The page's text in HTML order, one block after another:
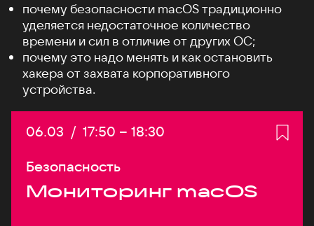
почему безопасности macOS традиционно
уделяется недостаточное количество
времени и сил в отличие от других ОС;
почему это надо менять и как остановить
хакера от захвата корпоративного
устройства.
Дата:
06.03 / Начало:
17:50 – Конец:
18:30
Безопасность
Мониторинг macOS